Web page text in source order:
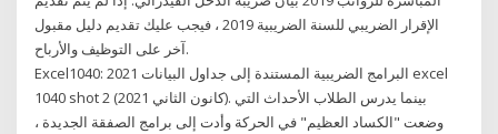
الإقرار الضريبي للسنة الضريبية 2019 ، فيجب عليك تقديم دليل مقبول
آخر على التوظيف والأرباح.
Excel1040: البرامج الضريبية المستندة إلى جداول البيانات 2021 excel
1040 shot 2 (كانون الثاني 2021). بينما يدرس الطلاب الأحداث التي
وضعت "الكساد العظيم" في الحركة وأدت إلى برامج الصفقة الجديدة ،